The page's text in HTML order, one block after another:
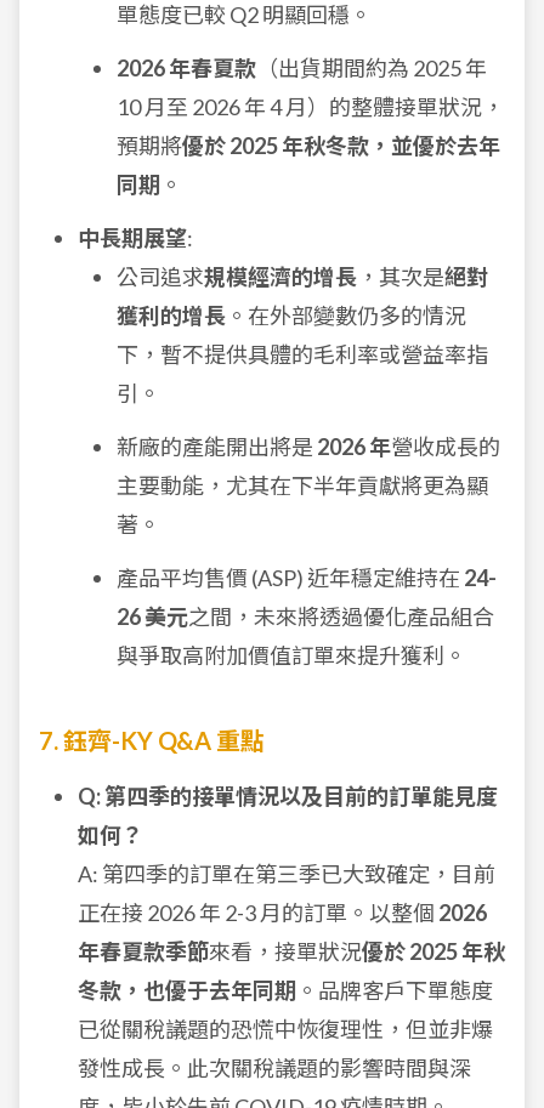
單態度已較 Q2 明顯回穩。
2026 年春夏款 （出貨期間約為 2025 年
10 月至 2026 年 4 月）的整體接單狀況，
預期將優於 2025 年秋冬款，並優於去年
同期 。
中長期展望:
公司追求規模經濟的增長 ，其次是絕對
獲利的增長 。在外部變數仍多的情況
下，暫不提供具體的毛利率或營益率指
引。
新廠的產能開出將是 2026 年營收成長的
主要動能，尤其在下半年貢獻將更為顯
著。
產品平均售價 (ASP) 近年穩定維持在 24-
26 美元之間，未來將透過優化產品組合
與爭取高附加價值訂單來提升獲利。
7. 鈺齊-KY Q&A 重點
Q: 第四季的接單情況以及目前的訂單能見度
如何？
A: 第四季的訂單在第三季已大致確定，目前
正在接 2026 年 2-3 月的訂單。以整個 2026
年春夏款季節來看，接單狀況優於 2025 年秋
冬款，也優于去年同期 。品牌客戶下單態度
已從關稅議題的恐慌中恢復理性，但並非爆
發性成長。此次關稅議題的影響時間與深